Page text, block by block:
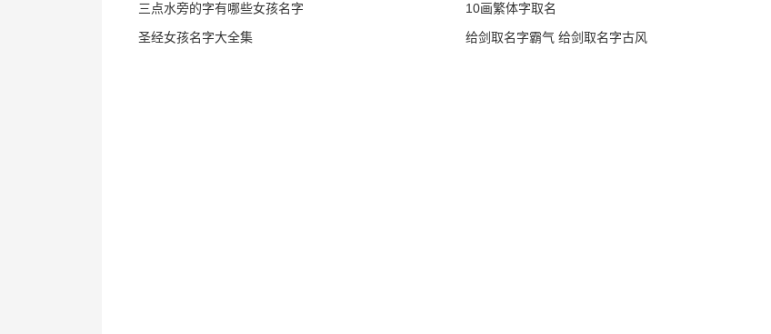
三点水旁的字有哪些女孩名字
10画繁体字取名
圣经女孩名字大全集
给剑取名字霸气 给剑取名字古风